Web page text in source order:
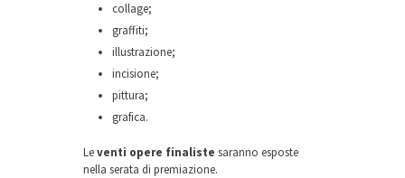
collage;
graffiti;
illustrazione;
incisione;
pittura;
grafica.
Leventi opere finaliste saranno esposte
nella serata di premiazione.